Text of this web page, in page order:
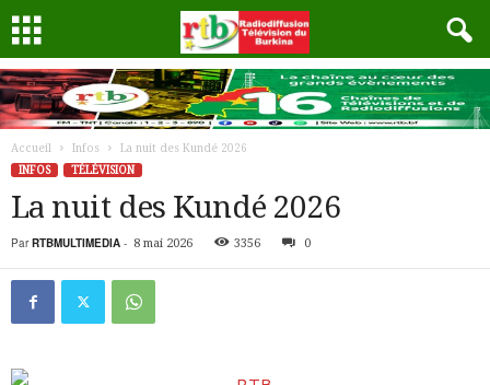
Accueil Infos
La nuit des Kundé 2026
INFOS
TÉLÉVISION
La nuit des Kundé 2026
Par RTBMULTIMEDIA - 8 mai 2026 3356 0